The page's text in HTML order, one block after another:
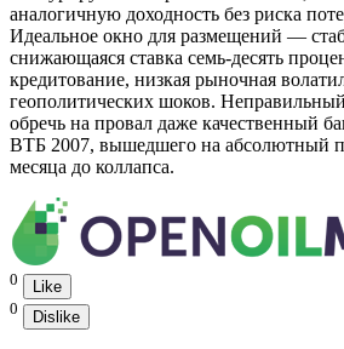
аналогичную доходность без риска
Идеальное окно для размещений —
снижающаяся ставка семь-десять
кредитование, низкая рыночная
геополитических шоков.
обречь на провал даже качественный
ВТБ 2007, вышедшего на абсолютный
месяца до коллапса.
0
Like
0
Dislike